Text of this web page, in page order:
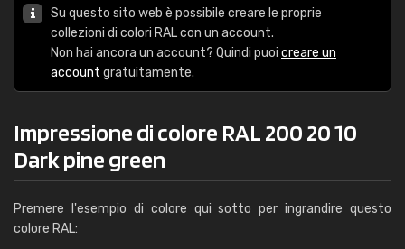
Su questo sito web è possibile creare le proprie
collezioni di colori RAL con un account.
Non hai ancora un account? Quindi puoi creare un
account gratuitamente.
Impressione di colore RAL 200 20 10
Dark pine green
Premere l'esempio di colore qui sotto per ingrandire questo
colore RAL: